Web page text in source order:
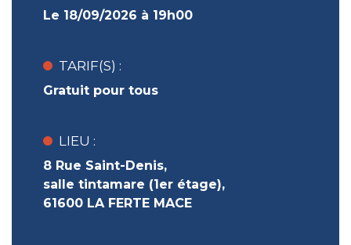
Le 18/09/2026 à 19h00
TARIF(S) :
Gratuit pour tous
LIEU :
8 Rue Saint-Denis,
salle tintamare (1er étage),
61600 LA FERTE MACE